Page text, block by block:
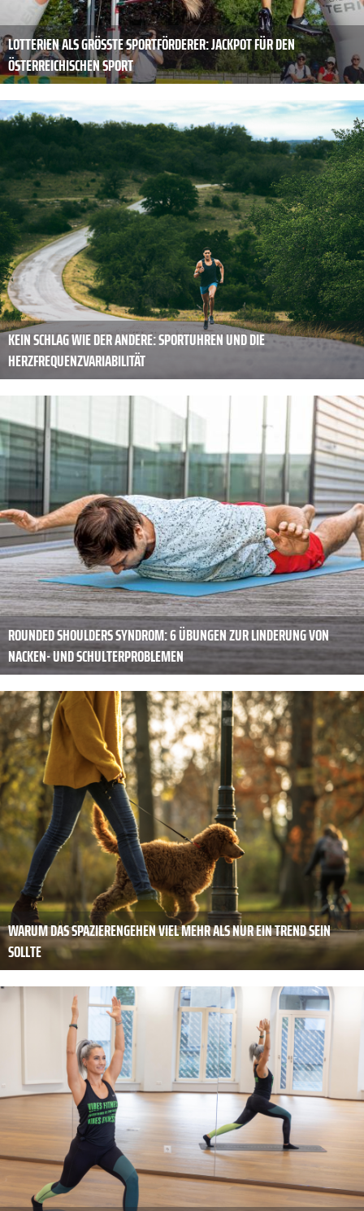
LOTTERIEN ALS GRÖSSTE SPORTFÖRDERER: JACKPOT FÜR DEN Ö
STERREICHISCHEN SPORT
KEIN SCHLAG WIE DER ANDERE: SPORTUHREN UND DIE
HERZFREQUENZVARIABILITÄT
ROUNDED SHOULDERS SYNDROM: 6 ÜBUNGEN ZUR LINDERUNG VON
NACKEN- UND SCHULTERPROBLEMEN
WARUM DAS SPAZIERENGEHEN VIEL MEHR ALS NUR EIN TREND SEIN
SOLLTE